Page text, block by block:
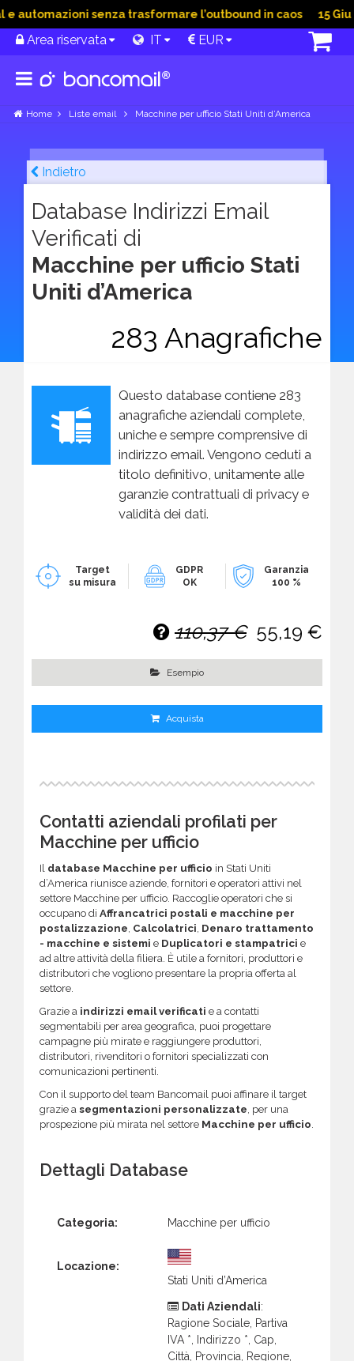
senza trasformare l’outbound in caos 15 Giu
Area riservata IT EUR
Home Liste email Macchine per ufficio Stati Uniti d’America
Indietro
Database Indirizzi Email
Verificati di
Macchine per ufficio Stati
Uniti d’America
283 Anagrafiche
Questo database contiene 283
anagrafiche aziendali complete,
uniche e sempre comprensive di
indirizzo email. Vengono ceduti a
titolo definitivo, unitamente alle
garanzie contrattuali di privacy e
validità dei dati.
Target
su misura
GDPR
OK
Garanzia
100 %
110,37 € 55,19 €
Esempio
Acquista
Contatti aziendali profilati per
Macchine per ufficio
Il database Macchine per ufficio in Stati Uniti
d’America riunisce aziende, fornitori e operatori attivi nel
settore Macchine per ufficio. Raccoglie operatori che si
occupano di Affrancatrici postali e macchine per
postalizzazione, Calcolatrici, Denaro trattamento
- macchine e sistemi e Duplicatori e stampatrici e
ad altre attività della filiera. È utile a fornitori, produttori e
distributori che vogliono presentare la propria offerta al
settore.
Grazie a indirizzi email verificati e a contatti
segmentabili per area geografica, puoi progettare
campagne più mirate e raggiungere produttori,
distributori, rivenditori o fornitori specializzati con
comunicazioni pertinenti.
Con il supporto del team Bancomail puoi affinare il target
grazie a segmentazioni personalizzate, per una
prospezione più mirata nel settore Macchine per ufficio.
Dettagli Database
Categoria: Macchine per ufficio
Locazione:
Stati Uniti d’America
Dati Aziendali:
Ragione Sociale, Partiva
IVA *, Indirizzo *, Cap,
Città, Provincia, Regione,